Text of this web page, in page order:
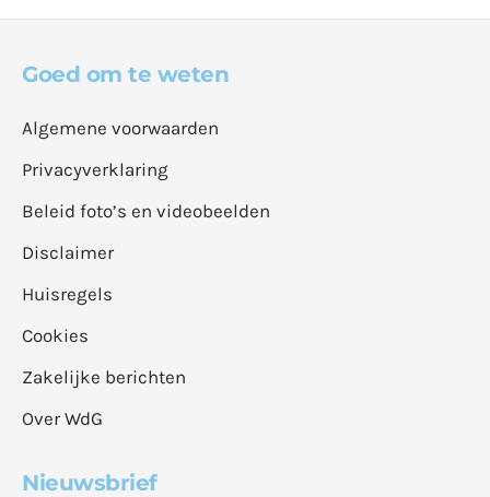
Goed om te weten
Algemene voorwaarden
Privacyverklaring
Beleid foto’s en videobeelden
Disclaimer
Huisregels
Cookies
Zakelijke berichten
Over WdG
Nieuwsbrief